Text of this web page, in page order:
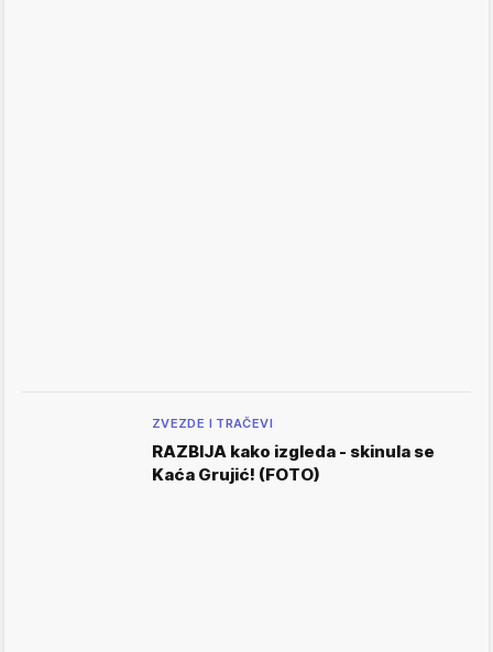
ZVEZDE I TRAČEVI
RAZBIJA kako izgleda - skinula se
Kaća Grujić! (FOTO)